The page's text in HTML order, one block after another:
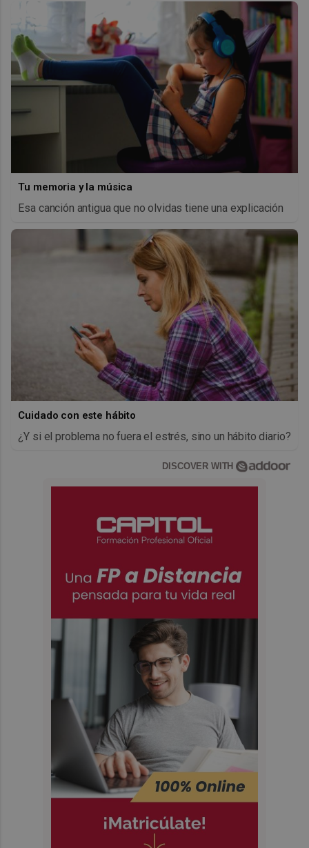
Tu memoria y la música
Esa canción antigua que no olvidas tiene una explicación
Cuidado con este hábito
¿Y si el problema no fuera el estrés, sino un hábito diario?
DISCOVER WITH